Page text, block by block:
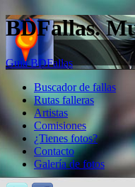
BDFallas.
Guía BDFallas
Buscador de fallas
Rutas falleras
Artistas
Comisiones
¿Tienes fotos?
Contacto
Galería de fotos